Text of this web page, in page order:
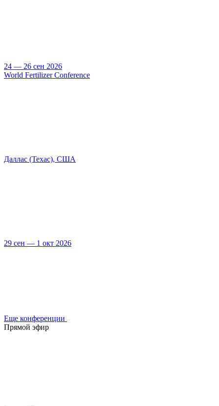
24 — 26 сен 2026
World Fertilizer Conference
Даллас (Техас), США
29 сен — 1 окт 2026
Еще конференции
Прямой эфир